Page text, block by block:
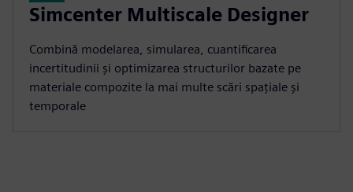
Simcenter Multiscale Designer
Combină modelarea, simularea, cuantificarea
incertitudinii și optimizarea structurilor bazate pe
materiale compozite la mai multe scări spațiale și
temporale